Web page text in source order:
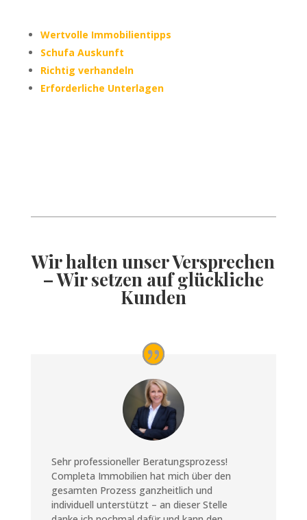
Wertvolle Immobilientipps
Schufa Auskunft
Richtig verhandeln
Erforderliche Unterlagen
Wir halten unser Versprechen
– Wir setzen auf glückliche
Kunden
Sehr professioneller Beratungsprozess!
Completa Immobilien hat mich über den
gesamten Prozess ganzheitlich und
individuell unterstützt – an dieser Stelle